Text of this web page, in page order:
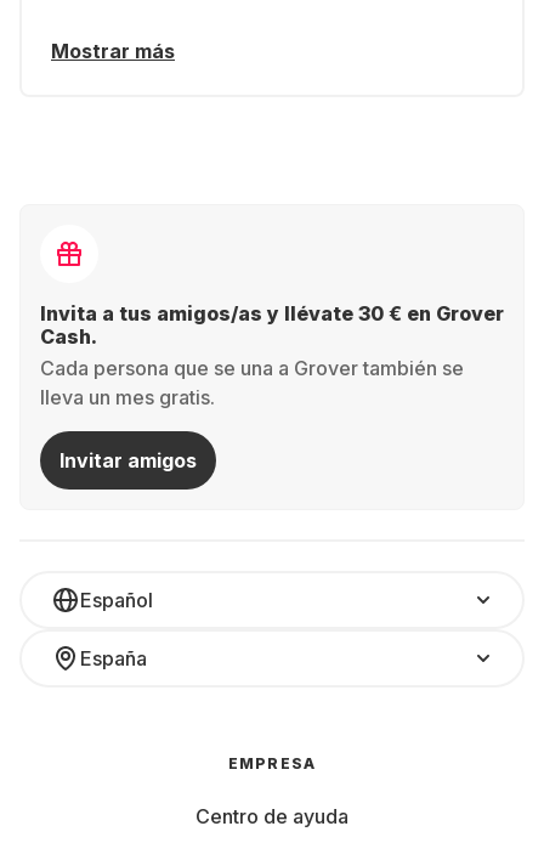
Mostrar más
Invita a tus amigos/as y llévate 30 € en Grover
Cash.
Cada persona que se una a Grover también se
lleva un mes gratis.
Invitar amigos
Español
España
EMPRESA
Centro de ayuda